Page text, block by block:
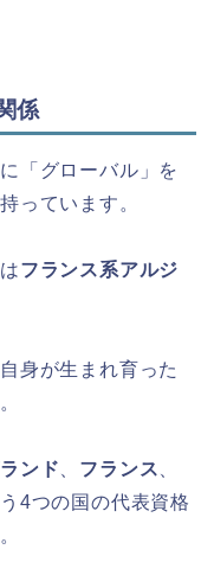
係
「グローバル」を
っています。
はフランス系アルジ
自身が生まれ育った
ンド フランス
4つの国の代表資格